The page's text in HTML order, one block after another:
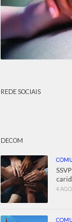
REDE SOCIAIS
DECOM
4